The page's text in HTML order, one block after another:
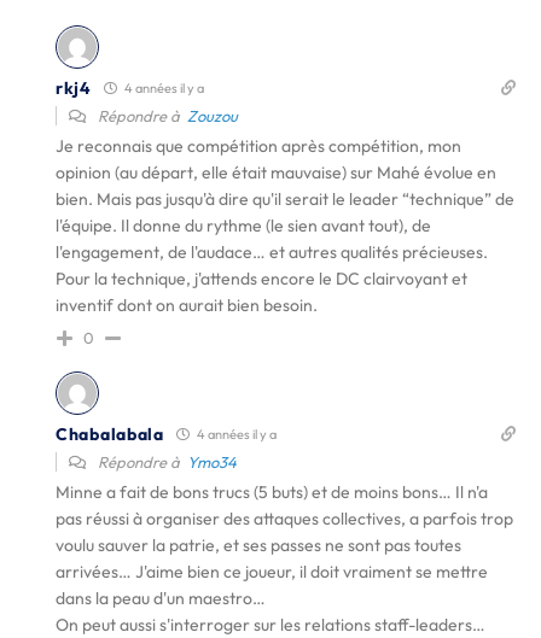
rkj4 4 années il y a
Répondre à Zouzou
Je reconnais que compétition après compétition, mon
opinion (au départ, elle était mauvaise) sur Mahé évolue en
bien. Mais pas jusqu'à dire qu'il serait le leader “technique” de
l'équipe. Il donne du rythme (le sien avant tout), de
l'engagement, de l'audace… et autres qualités précieuses.
Pour la technique, j'attends encore le DC clairvoyant et
inventif dont on aurait bien besoin.
0
Chabalabala 4 années il y a
Répondre à Ymo34
Minne a fait de bons trucs (5 buts) et de moins bons… Il n'a
pas réussi à organiser des attaques collectives, a parfois trop
voulu sauver la patrie, et ses passes ne sont pas toutes
arrivées… J'aime bien ce joueur, il doit vraiment se mettre
dans la peau d'un maestro…
On peut aussi s'interroger sur les relations staff-leaders…